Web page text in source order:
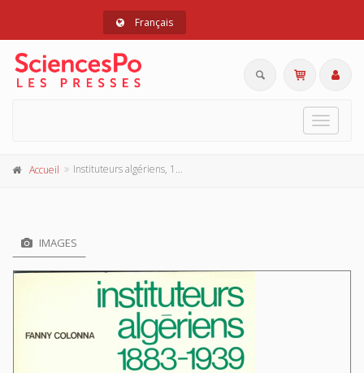
Français
Toggle
Accueil Instituteurs algériens, 1883-1939
IMAGES